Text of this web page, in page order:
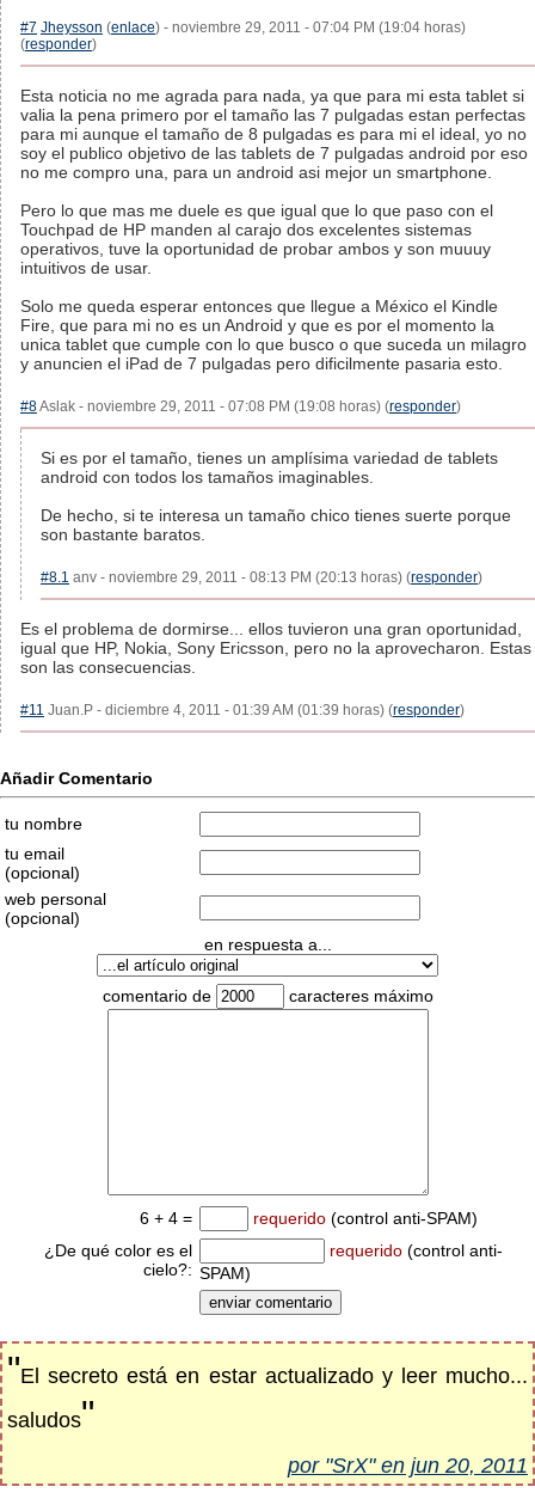
#7 Jheysson (enlace) - noviembre 29, 2011 - 07:04 PM (19:04 horas)
(responder)
Esta noticia no me agrada para nada, ya que para mi esta tablet si
valia la pena primero por el tamaño las 7 pulgadas estan perfectas
para mi aunque el tamaño de 8 pulgadas es para mi el ideal, yo no
soy el publico objetivo de las tablets de 7 pulgadas android por eso
no me compro una, para un android asi mejor un smartphone.
Pero lo que mas me duele es que igual que lo que paso con el
Touchpad de HP manden al carajo dos excelentes sistemas
operativos, tuve la oportunidad de probar ambos y son muuuy
intuitivos de usar.
Solo me queda esperar entonces que llegue a México el Kindle
Fire, que para mi no es un Android y que es por el momento la
unica tablet que cumple con lo que busco o que suceda un milagro
y anuncien el iPad de 7 pulgadas pero dificilmente pasaria esto.
#8Aslak - noviembre 29, 2011 - 07:08 PM (19:08 horas) (responder)
Si es por el tamaño, tienes un amplísima variedad de tablets
android con todos los tamaños imaginables.
De hecho, si te interesa un tamaño chico tienes suerte porque
son bastante baratos.
#8.1 anv - noviembre 29, 2011 - 08:13 PM (20:13 horas) (responder)
Es el problema de dormirse... ellos tuvieron una gran oportunidad,
igual que HP, Nokia, Sony Ericsson, pero no la aprovecharon. Estas
son las consecuencias.
#11 Juan.P - diciembre 4, 2011 - 01:39 AM (01:39 horas) (responder)
Añadir Comentario
tu nombre
tu email
(opcional)
web personal
(opcional)
en respuesta a...
comentario de caracteres máximo
6 + 4 = requerido (control anti-SPAM)
¿De qué color es el
cielo?:
requerido (control anti-
SPAM)
"El secreto está en estar actualizado y leer mucho...
saludos"
por "SrX" en jun 20, 2011